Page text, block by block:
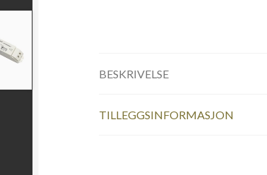
BESKRIVELSE
TILLEGGSINFORMASJON